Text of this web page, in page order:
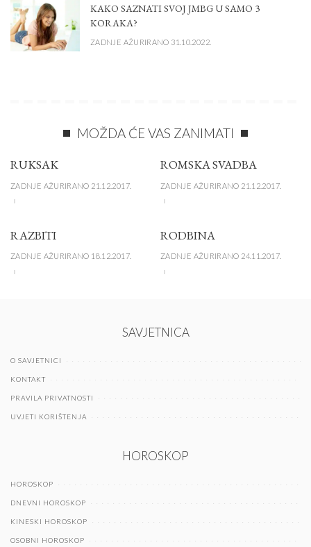
KAKO SAZNATI SVOJ JMBG U SAMO 3
KORAKA?
ZADNJE AŽURIRANO 31.10.2022.
MOŽDA ĆE VAS ZANIMATI
RUKSAK
ZADNJE AŽURIRANO 21.12.2017.
ROMSKA SVADBA
ZADNJE AŽURIRANO 21.12.2017.
RAZBITI
ZADNJE AŽURIRANO 18.12.2017.
RODBINA
ZADNJE AŽURIRANO 24.11.2017.
SAVJETNICA
O SAVJETNICI
KONTAKT
PRAVILA PRIVATNOSTI
UVJETI KORIŠTENJA
HOROSKOP
HOROSKOP
DNEVNI HOROSKOP
KINESKI HOROSKOP
OSOBNI HOROSKOP